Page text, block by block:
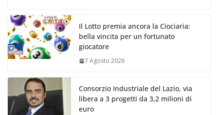
Il Lotto premia ancora la Ciociaria:
bella vincita per un fortunato
giocatore
7 Agosto 2026
Consorzio Industriale del Lazio, via
libera a 3 progetti da 3,2 milioni di
euro